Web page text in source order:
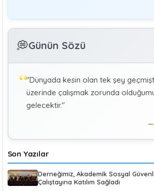
G
Özel Sağlık Hizmeti Sunucularında
K KÜBRA KOÇ
Uluslararası Sosyal Politika
💭Günün Sözü
"Dünyada kesin olan tek şey
üzerinde çalışmak zorunda
gelecektir."
Son Yazılar
Derneğimiz, Akademik Sosyal
Çalıştayına Katılım Sağladı